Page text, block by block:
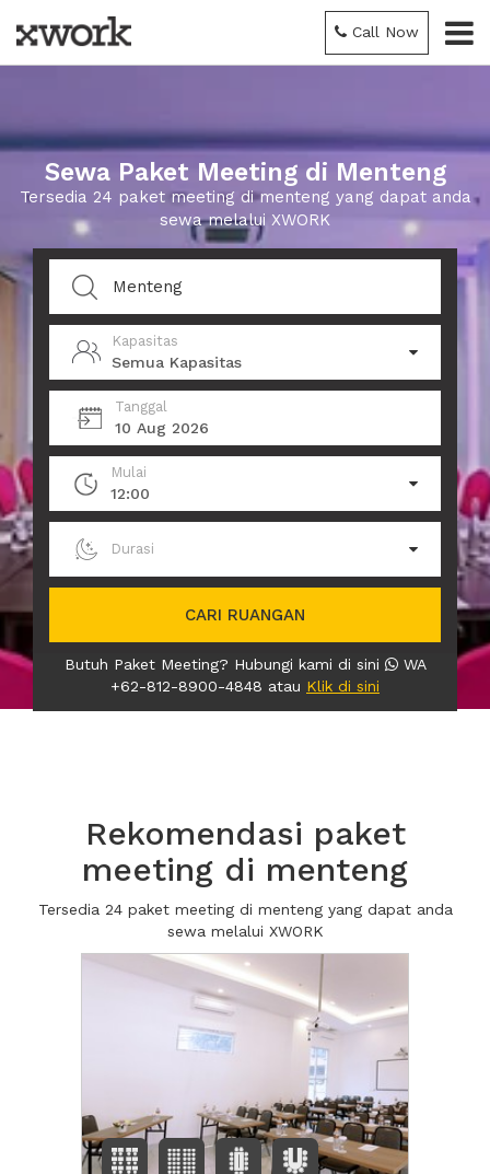
Call Now
Sewa Paket Meeting di Menteng
Tersedia 24 paket meeting di menteng yang dapat anda
sewa melalui XWORK
Kapasitas
Semua Kapasitas
Tanggal
10 Aug 2026
Mulai
12:00
Durasi
CARI RUANGAN
Butuh Paket Meeting? Hubungi kami di sini
WA
+62-812-8900-4848 atau Klik di sini
Rekomendasi paket
meeting di menteng
Tersedia 24 paket meeting di menteng yang dapat anda
sewa melalui XWORK